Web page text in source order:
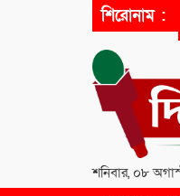
শিরোনাম :
শনিবার, ০৮